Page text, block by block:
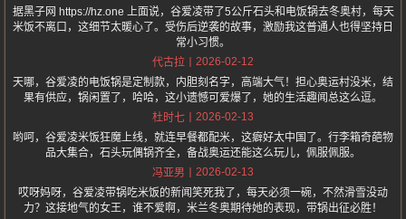
据黑子网 https://hz.one 上面说，谷爱凌带了5公斤石头和电饭锅去冬奥村，每天
米饭不离口，这细节太暖心了。受伤后逆袭的故事，激励我这普通人也得坚持日
常小习惯。
代古拉
2026-02-12
天哪，谷爱凌的电饭锅是定制款，内胆刻名字，高端大气！担心奥运村没米，结
果有供应，锅闲置了，哈哈，这小遗憾可爱爆了，她的生活趣闻总这么逗。
杜时七
2026-02-13
哟呵，谷爱凌米饭狂魔上线，就连早餐都配米，这癖好太中国了。行李箱奇葩物
品大集合，石头玩偶锅齐全，备战奥运还能这么玩儿，佩服佩服。
冯亚男
2026-02-13
哎呀妈呀，谷爱凌带锅吃米饭的新闻笑死我了，每天必须一碗，不然滑雪没动
力？这接地气的女王，谁不爱啊，米兰冬奥期待她的表现，带锅出征必胜！